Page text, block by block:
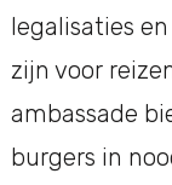
legalisaties
zijn voor
ambassade
burgers in